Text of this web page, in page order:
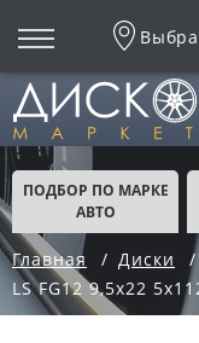
ПОДБОР ПО МАРКЕ
АВТО
Главная Диски
LS FG12 9,5x22